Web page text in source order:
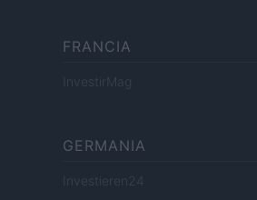
FRANCIA
InvestirMag
GERMANIA
Investieren24